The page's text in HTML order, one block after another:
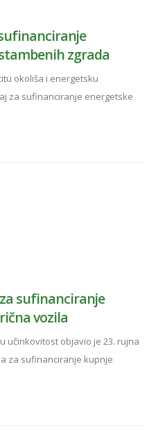
zgrada
okoliša i energetsku
za sufinanciranje energetske
sufinanciranje
vozila
učinkovitost objavio je 23. rujna
za sufinanciranje kupnje